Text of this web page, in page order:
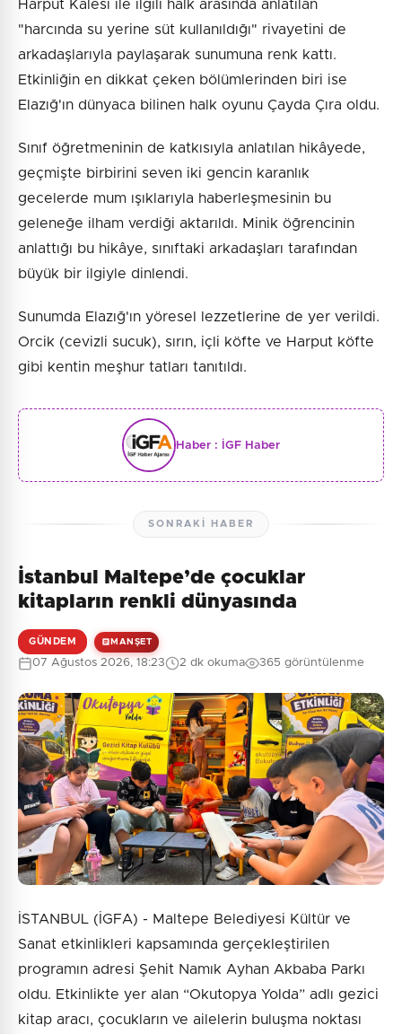
Harput Kalesi ile ilgili halk arasında anlatılan
"harcında su yerine süt kullanıldığı" rivayetini de
arkadaşlarıyla paylaşarak sunumuna renk kattı.
Etkinliğin en dikkat çeken bölümlerinden biri ise
Elazığ'ın dünyaca bilinen halk oyunu Çayda Çıra oldu.
Sınıf öğretmeninin de katkısıyla anlatılan hikâyede,
geçmişte birbirini seven iki gencin karanlık
gecelerde mum ışıklarıyla haberleşmesinin bu
geleneğe ilham verdiği aktarıldı. Minik öğrencinin
anlattığı bu hikâye, sınıftaki arkadaşları tarafından
büyük bir ilgiyle dinlendi.
Sunumda Elazığ'ın yöresel lezzetlerine de yer verildi.
Orcik (cevizli sucuk), sırın, içli köfte ve Harput köfte
gibi kentin meşhur tatları tanıtıldı.
Haber : İGF Haber
SONRAKI HABER
İstanbul Maltepe’de çocuklar
kitapların renkli dünyasında
GÜNDEM MANŞET
07 Ağustos 2026, 18:23 2 dk okuma 365 görüntülenme
İSTANBUL (İGFA) - Maltepe Belediyesi Kültür ve
Sanat etkinlikleri kapsamında gerçekleştirilen
programın adresi Şehit Namık Ayhan Akbaba Parkı
oldu. Etkinlikte yer alan “Okutopya Yolda” adlı gezici
kitap aracı, çocukların ve ailelerin buluşma noktası